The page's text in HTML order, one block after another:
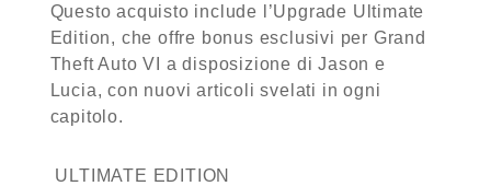
Questo acquisto include l’Upgrade Ultimate
Edition, che offre bonus esclusivi per Grand
Theft Auto VI a disposizione di Jason e
Lucia, con nuovi articoli svelati in ogni
capitolo.
ULTIMATE EDITION